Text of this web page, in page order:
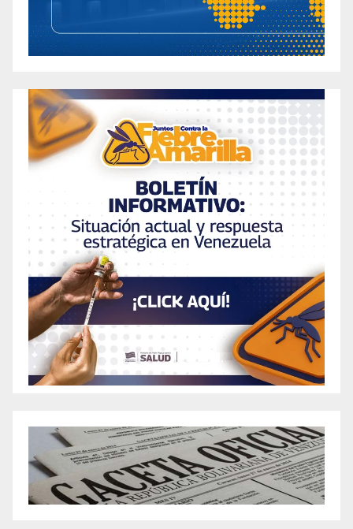
BellyOrb Reviews – Does Belly Orb Skinny
Patch Work For Weight Loss?
BellyOrb Reviews – Does Belly Orb Skinny
Ben Napier Weight Loss in 2024: 4
Unbelievable Changes You Need to See
Ben Napier’s Time-Limited Secret to Swift
Weight Loss – 20 Pounds in 2 Weeks?!
Berberine Gummies Reviews (Etc.) Fake or
Legit Weight Loss Support?
Berberine Weight Loss: Latest Insights &
Benefits for 2024
Best Appetite Suppressants for Hunger Control
and Weight Loss in 2022
The Ultimate Guide to Choosing the Best Diet
Gummies for Weight Loss
Best Diet Pills for Women 2024: Top-Rated
Female Options for Effective Weight Loss
Substitutes
The Surprising Benefits of Best Keto Weight
Loss Gummies for Effective Fat Burning
Best Keto ACV Gummies for Weight Loss